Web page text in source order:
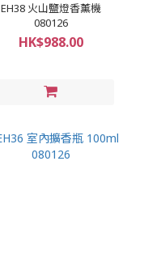
EH38 火山鹽燈香薰機
080126
HK$988.00